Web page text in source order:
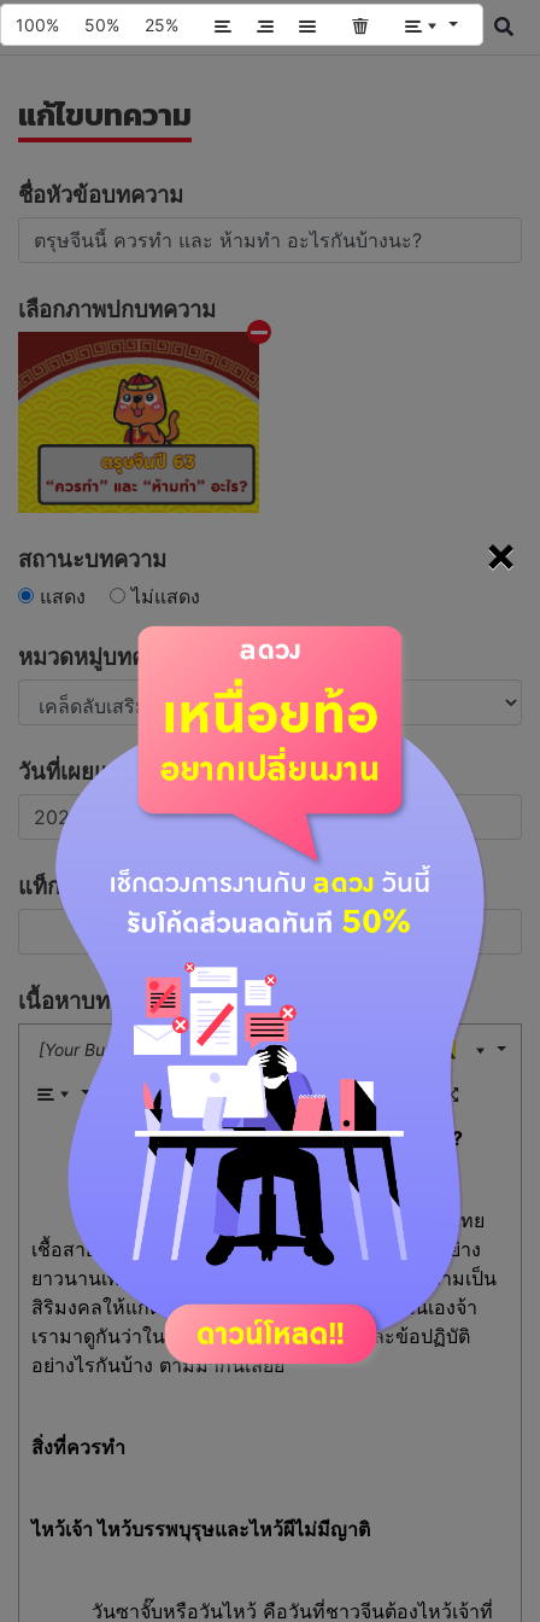
×
แก้ไขบทความ
ชื่อหัวข้อบทความ
เลือกภาพปกบทความ
สถานะบทความ
แสดง ไม่แสดง
หมวดหมู่บทความ
วันที่เผยแพร่บทความ
แท็กที่เกี่ยวข้อง
เนื้อหาบทความ
[Your Button]
ตรุษจีนนี้ ควรทำ และ ห้ามทำ อะไรกันบ้างนะ?
วันตรุษจีนหรือวันปีใหม่จีนนั้น คนจีนและคนไทย
เชื้อสายจีนจะมีข้อห้ามและข้อปฏิบัติที่ยึดถือกันมาอย่าง
ยาวนานเพื่อให้ปฏิบัติตาม เพราะเชื่อว่าจะสร้างความเป็น
สิริมงคลให้แก่ตัวเองและครอบครัวตลอดทั้งปีนั่นเองจ้า
เรามาดูกันว่าในวันตรุษจีนนี้จะมีข้อห้ามและข้อปฏิบัติ
อย่างไรกันบ้าง ตามมากันเลยย
สิ่งที่ควรทำ
ไหว้เจ้า ไหว้บรรพบุรุษและไหว้ผีไม่มีญาติ
วันซาจั๊บหรือวันไหว้ คือวันที่ชาวจีนต้องไหว้เจ้าที่
100% 50% 25%